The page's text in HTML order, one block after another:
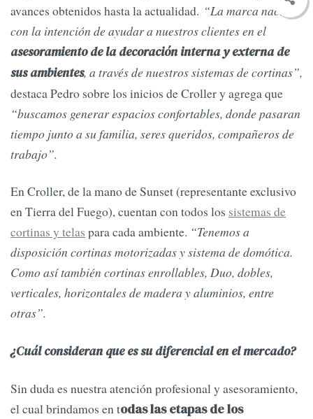
avances obtenidos hasta la actualidad. “La marca nació
con la intención de ayudar a nuestros clientes en el
asesoramiento de la decoración interna y externa de
sus ambientes, a través de nuestros sistemas de cortinas”,
destaca Pedro sobre los inicios de Croller y agrega que
“buscamos generar espacios confortables, donde pasaran
tiempo junto a su familia, seres queridos, compañeros de
trabajo”.
En Croller, de la mano de Sunset (representante exclusivo
en Tierra del Fuego), cuentan con todos los sistemas de
cortinas y telas para cada ambiente. “Tenemos a
disposición cortinas motorizadas y sistema de domótica.
Como así también cortinas enrollables, Duo, dobles,
verticales, horizontales de madera y aluminios, entre
otras”.
¿Cuál consideran que es su diferencial en el mercado?
Sin duda es nuestra atención profesional y asesoramiento,
el cual brindamos en todas las etapas de los